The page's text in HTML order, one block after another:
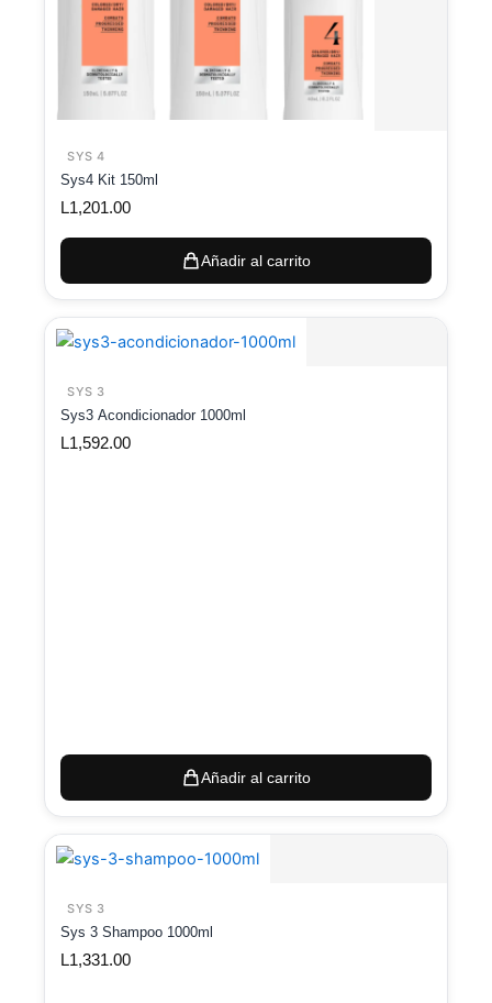
SYS 4
Sys4 Kit 150ml
L1,201.00
Añadir al carrito
SYS 3
Sys3 Acondicionador 1000ml
L1,592.00
Añadir al carrito
SYS 3
Sys 3 Shampoo 1000ml
L1,331.00